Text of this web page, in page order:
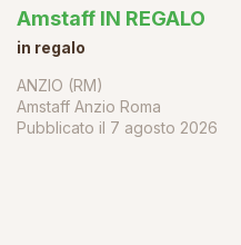
Amstaff IN REGALO
in regalo
ANZIO (RM)
Amstaff Anzio Roma
Pubblicato il 7 agosto 2026